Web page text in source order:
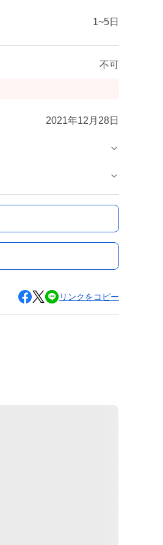
1~5日
不可
2021年12月28日
リンクをコピー